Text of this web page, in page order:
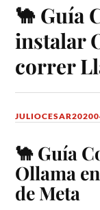
🐪 Guía
instalar
correr
🐪 Guía
Ollama
de Meta